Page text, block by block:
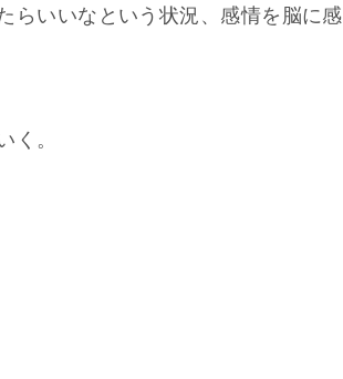
らいいなという状況、感情を脳に感
く。